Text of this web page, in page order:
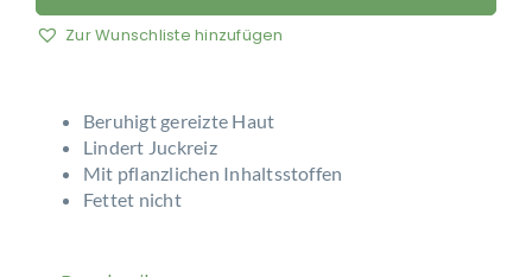
Martin
Itchgard
Zur Wunschliste hinzufügen
Beruhigt gereizte Haut
Lindert Juckreiz
Mit pflanzlichen Inhaltsstoffen
Fettet nicht